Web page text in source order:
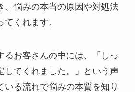
、悩みの本当の原因や対処法
くれます。
るお客さんの中には、「しっ
してくれました。」という声
いる流れで悩みの本質を知り